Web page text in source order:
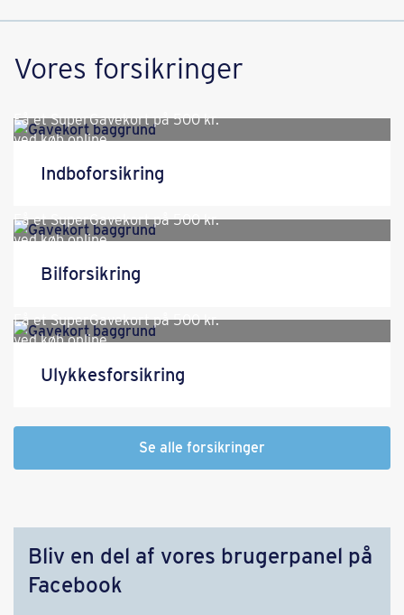
Vores forsikringer
Få et SuperGavekort på500 kr.
ved køb online.
Indboforsikring
Få et SuperGavekort på500 kr.
ved køb online.
Bilforsikring
Få et SuperGavekort på500 kr.
ved køb online.
Ulykkesforsikring
Se alle forsikringer
Bliv en del af vores bruger­panel på
Facebook